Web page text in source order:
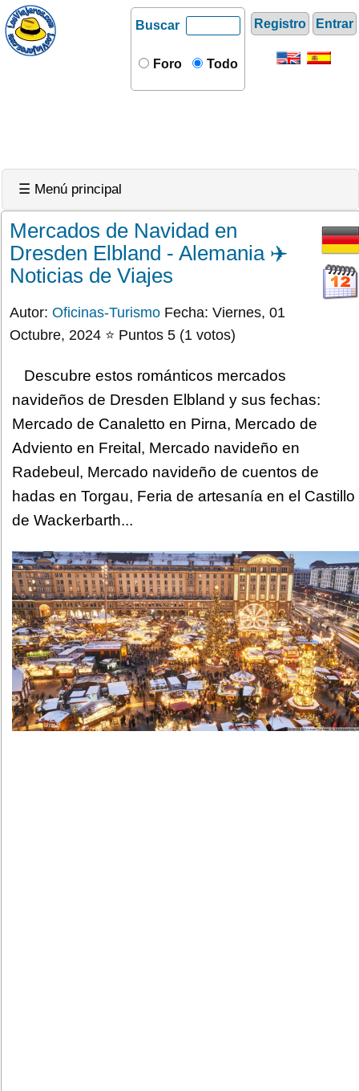
Registro Entrar
Buscar
Foro Todo
☰ Menú principal
Mercados de Navidad en
Dresden Elbland - Alemania ✈️
Noticias de Viajes
Autor: Oficinas-Turismo Fecha: Viernes, 01
Octubre, 2024 ⭐ Puntos 5 (1 votos)
Descubre estos románticos mercados
navideños de Dresden Elbland y sus fechas:
Mercado de Canaletto en Pirna, Mercado de
Adviento en Freital, Mercado navideño en
Radebeul, Mercado navideño de cuentos de
hadas en Torgau, Feria de artesanía en el Castillo
de Wackerbarth...